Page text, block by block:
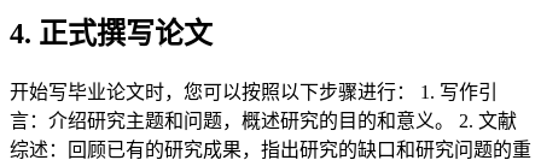
4. 正式撰写论文
开始写毕业论文时，您可以按照以下步骤进行： 1. 写作引
言：介绍研究主题和问题，概述研究的目的和意义。 2. 文献
综述：回顾已有的研究成果，指出研究的缺口和研究问题的重